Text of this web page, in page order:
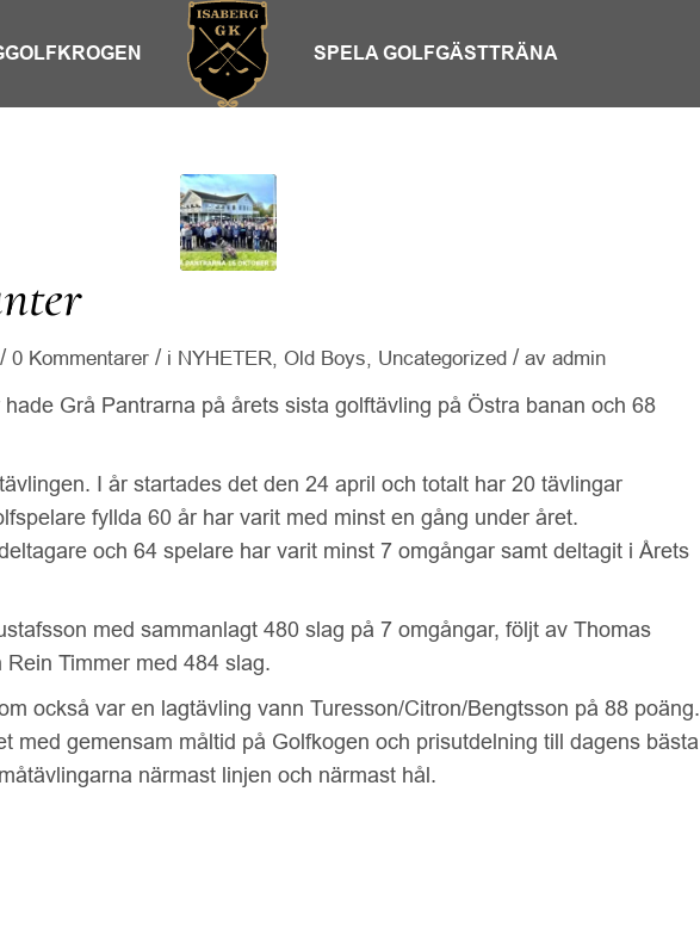
GOLFKROGEN SPELA GOLFGÄSTTRÄNA
/ 0 Kommentarer / i NYHETER, Old Boys, Uncategorized / av admin
Grå Pantrarna på årets sista golftävling på Östra banan och 68
I år startades det den 24 april och totalt har 20 tävlingar
fyllda 60 år har varit med minst en gång under året.
och 64 spelare har varit minst 7 omgångar samt deltagit i Årets
med sammanlagt 480 slag på 7 omgångar, följt av Thomas
Timmer med 484 slag.
också var en lagtävling vann Turesson/Citron/Bengtsson på 88 poäng.
med gemensam måltid på Golfkogen och prisutdelning till dagens bästa
närmast linjen och närmast hål.